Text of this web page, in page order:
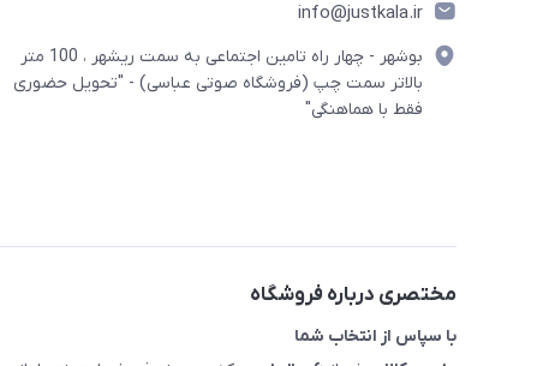
info@justkala.ir
بوشهر - چهار راه تامین اجتماعی به سمت ریشهر ، 100 متر
بالاتر سمت چپ (فروشگاه صوتی عباسی) - "تحویل حضوری
فقط با هماهنگی"
مختصری درباره فروشگاه
با سپاس از انتخاب شما